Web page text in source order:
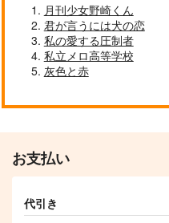
3,929円（税込）
山姥切国広×山姥切長義
サンプル
山姥切国
娘はやらん!!!
787円
刀剣乱舞
サンプル
Retake
月刊少女野崎くん
君が言うには犬の恋
私の愛する圧制者
私立メロ高等学校
灰色と赤
お支払い
代引き